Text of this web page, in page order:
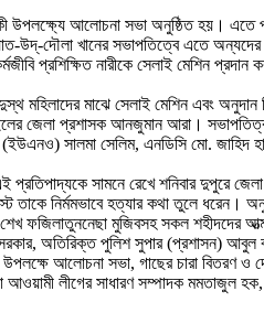
উপলক্ষ্যে আলোচনা সভা অনুষ্ঠিত হয়। এতে
দৌলা খানের সভাপতিত্বে এতে অন্যদের
প্রশিক্ষিত নারীকে সেলাই মেশিন প্রদান
মহিলাদের মাঝে সেলাই মেশিন এবং
জেলা প্রশাসক আনজুমান আরা।
(ইউএনও) সালমা সেলিম, এনডিসি মো. জাহিদ
প্রতিপাদ্যকে সামনে রেখে শনিবার দুপুরে
তাকে নির্মমভাবে হত্যার কথা তুলে
ফজিলাতুননেছা মুজিবসহ সকল শহীদদের
অতিরিক্ত পুলিশ সুপার (প্রশাসন) আবুল
আলোচনা সভা, গাছের চারা বিতরণ
লীগের সাধারণ সম্পাদক মমতাজুল